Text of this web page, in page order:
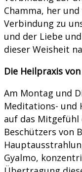
Chamma, her
Verbindung zu
und der Liebe
dieser Weisheit
Die Heilpraxis
Am Montag und
Meditations- und
auf das
Beschützers von
Gyalmo,